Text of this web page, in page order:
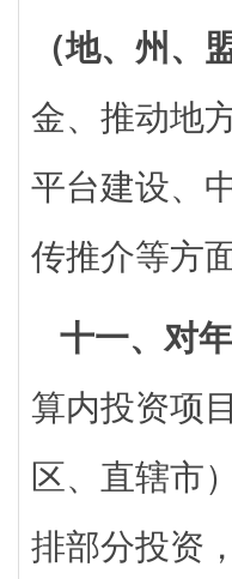
（地、州、
金、推动地
平台建设、
传推介等方
十一、对
算内投资项
区、直辖市
排部分投资